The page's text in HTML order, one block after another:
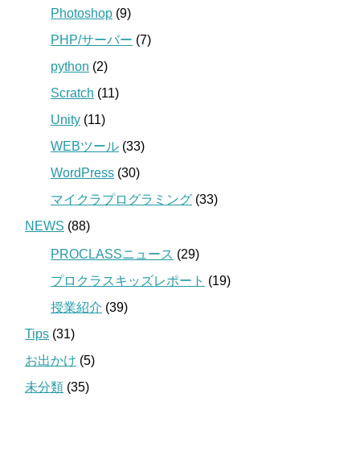
Photoshop (9)
PHP/サーバー (7)
python (2)
Scratch (11)
Unity (11)
WEBツール (33)
WordPress (30)
マイクラプログラミング (33)
NEWS (88)
PROCLASSニュース (29)
プロクラスキッズレポート (19)
授業紹介 (39)
Tips (31)
お出かけ (5)
未分類 (35)